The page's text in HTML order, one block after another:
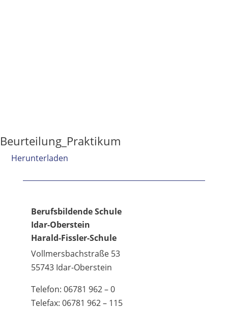
Beurteilung_Praktikum
Herunterladen
Berufsbildende Schule
Idar-Oberstein
Harald-Fissler-Schule
Vollmersbachstraße 53
55743 Idar-Oberstein
Telefon: 06781 962 – 0
Telefax: 06781 962 – 115